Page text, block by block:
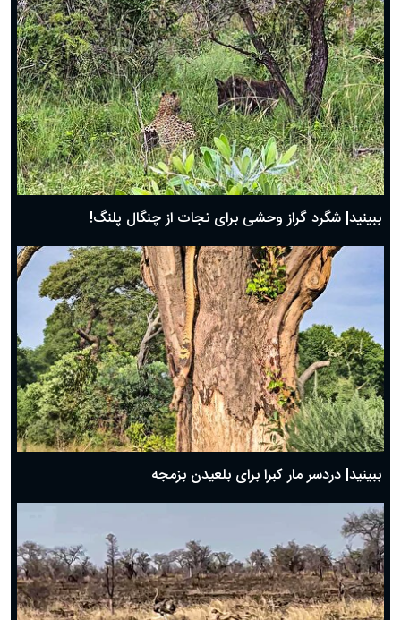
ببینید| شگرد گراز وحشی برای نجات از چنگال پلنگ!
ببینید| دردسر مار کبرا برای بلعیدن بزمجه